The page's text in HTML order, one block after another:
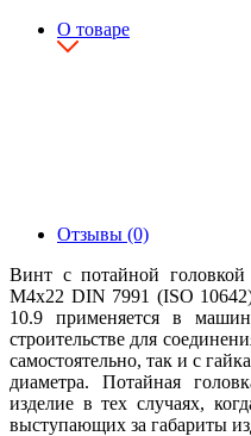
О товаре
Отзывы (0)
Винт с потайной
М4х22 DIN 7991 (ISO
10.9 применяется в
строительстве для
самостоятельно, так и с
диаметра. Потайная
изделие в тех случаях,
выступающих за габариты